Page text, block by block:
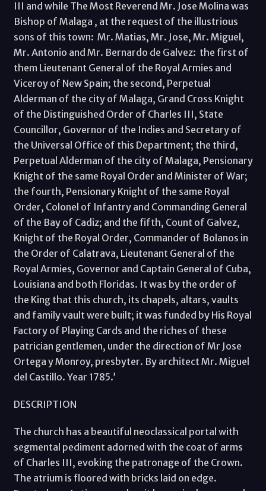
III and while The Most Reverend Mr. Jose Molina was
Bishop of Malaga , at the request of the illustrious
sons of this town: Mr. Matias, Mr. Jose, Mr. Miguel,
Mr. Antonio and Mr. Bernardo de Galvez: the first of
them Lieutenant General of the Royal Armies and
Viceroy of New Spain; the second, Perpetual
Alderman of the city of Malaga, Grand Cross Knight
of the Distinguished Order of Charles III, State
Councillor, Governor of the Indies and Secretary of
the Universal Office of this Department; the third,
Perpetual Alderman of the city of Malaga, Pensionary
Knight of the same Royal Order and Minister of War;
the fourth, Pensionary Knight of the same Royal
Order, Colonel of Infantry and Commanding General
of the Bay of Cadiz; and the fifth, Count of Galvez,
Knight of the Royal Order, Commander of Bolanos in
the Order of Calatrava, Lieutenant General of the
Royal Armies, Governor and Captain General of Cuba,
Louisiana and both Floridas. It was by the order of
the King that this church, its chapels, altars, vaults
and family vault were built; it was funded by His Royal
Factory of Playing Cards and the riches of these
patrician gentlemen, under the direction of Mr Jose
Ortega y Monroy, presbyter. By architect Mr. Miguel
del Castillo. Year 1785.’
DESCRIPTION
The church has a beautiful neoclassical portal with
segmental pediment adorned with the coat of arms
of Charles III, evoking the patronage of the Crown.
The atrium is floored with bricks laid on edge.